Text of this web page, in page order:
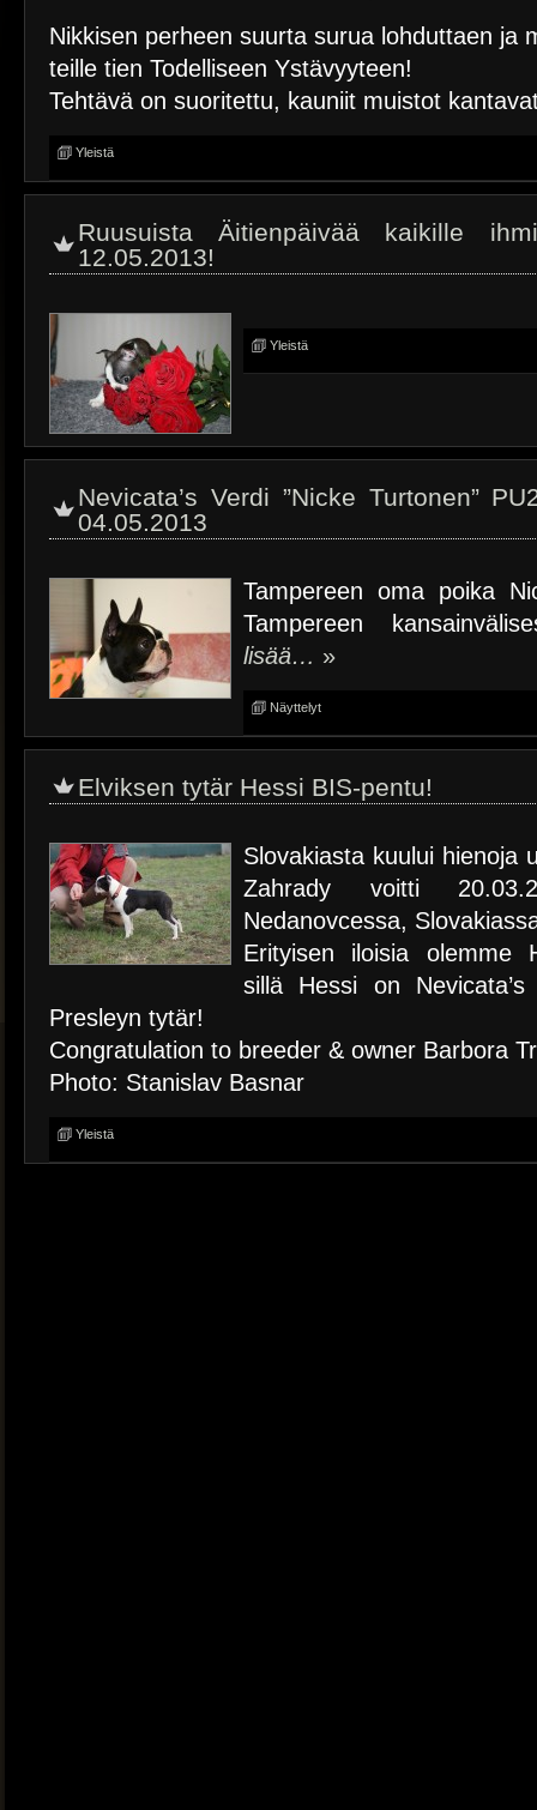
Nikkisen perheen suurta surua lohduttaen ja
teille tien Todelliseen Ystävyyteen!
Tehtävä on suoritettu, kauniit muistot
Yleistä
Ruusuista Äitienpäivää kaikille
12.05.2013!
Yleistä
Nevicata’s Verdi ”Nicke Turtonen”
04.05.2013
Tampereen oma poika
Tampereen
lisää… »
Näyttelyt
Elviksen tytär Hessi BIS-pentu!
Slovakiasta kuului hienoja
Zahrady voitti
Nedanovcessa,
Erityisen iloisia olemme
sillä Hessi on
Presleyn tytär!
Congratulation to breeder & owner Barbora
Photo: Stanislav Basnar
Yleistä